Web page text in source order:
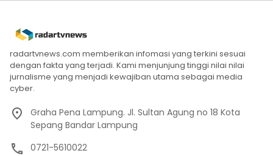
radartvnews.com memberikan infomasi yang terkini sesuai
dengan fakta yang terjadi. Kami menjunjung tinggi nilai nilai
jurnalisme yang menjadi kewajiban utama sebagai media
cyber.
Graha Pena Lampung. Jl. Sultan Agung no 18 Kota
Sepang Bandar Lampung
0721-5610022